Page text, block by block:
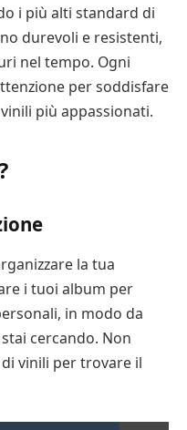
i più alti standard di
durevoli e resistenti,
nel tempo. Ogni
per soddisfare
più appassionati.
la tua
i tuoi album per
in modo da
cercando. Non
vinili per trovare il